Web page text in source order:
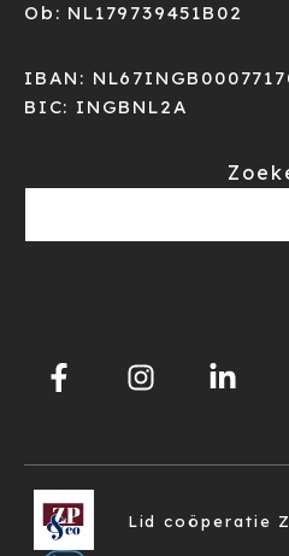
Ob: NL179739451B02
IBAN:
BIC: INGBNL2A
Lid coöperatie